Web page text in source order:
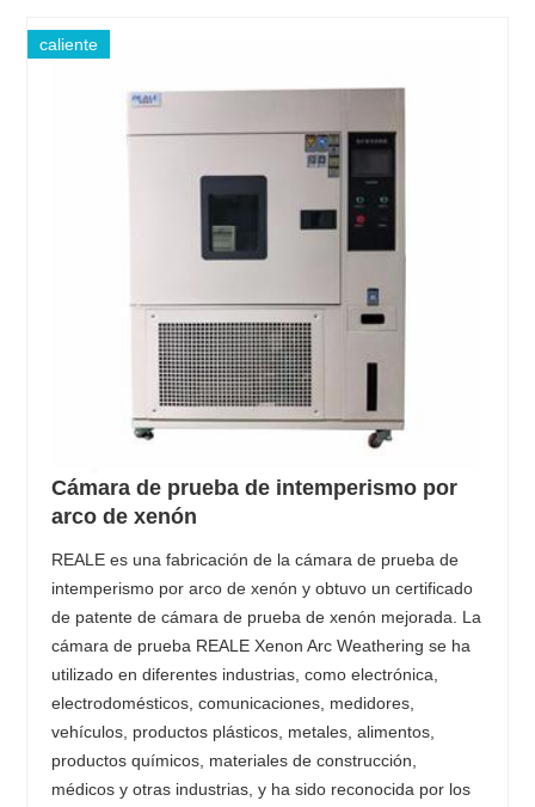
caliente
Cámara de prueba de intemperismo por
arco de xenón
REALE es una fabricación de la cámara de prueba de
intemperismo por arco de xenón y obtuvo un certificado
de patente de cámara de prueba de xenón mejorada. La
cámara de prueba REALE Xenon Arc Weathering se ha
utilizado en diferentes industrias, como electrónica,
electrodomésticos, comunicaciones, medidores,
vehículos, productos plásticos, metales, alimentos,
productos químicos, materiales de construcción,
médicos y otras industrias, y ha sido reconocida por los